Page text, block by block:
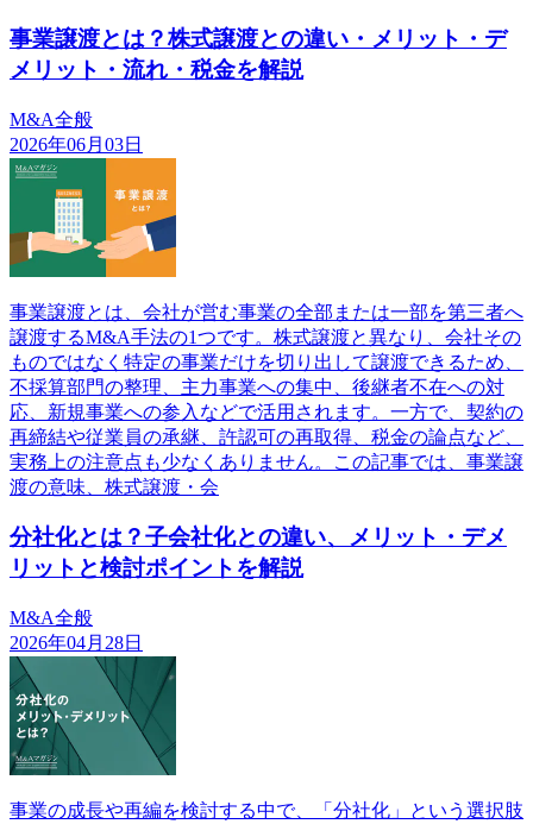
事業譲渡とは？株式譲渡との違い・メリット・デ
メリット・流れ・税金を解説
M&A全般
2026年06月03日
事業譲渡とは、会社が営む事業の全部または一部を第三者へ
譲渡するM&A手法の1つです。株式譲渡と異なり、会社その
ものではなく特定の事業だけを切り出して譲渡できるため、
不採算部門の整理、主力事業への集中、後継者不在への対
応、新規事業への参入などで活用されます。一方で、契約の
再締結や従業員の承継、許認可の再取得、税金の論点など、
実務上の注意点も少なくありません。この記事では、事業譲
渡の意味、株式譲渡・会
分社化とは？子会社化との違い、メリット・デメ
リットと検討ポイントを解説
M&A全般
2026年04月28日
事業の成長や再編を検討する中で、「分社化」という選択肢